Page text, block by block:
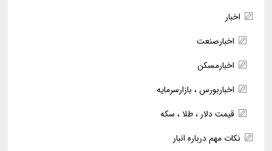
اخبار
اخبارصنعت
اخبارمسکن
اخباربورس ، بازارسرمایه
قیمت دلار ، طلا ، سکه
نکات مهم درباره انبار